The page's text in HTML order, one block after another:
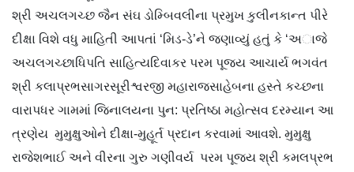
શ્રી અચલગચ્છ જૈન સંઘ ડોમ્બિવલીના પ્રમુખ કુલીનકાન્ત પીરે
દીક્ષા વિશે વધુ માહિતી આપતાં ‘મિડ-ડે’ને જણાવ્યું હતું કે ‘અાજે
અચલગચ્છાધિપતિ સાહિત્યદિવાકર પરમ પૂજ્ય આચાર્ય ભગવંત
શ્રી કલાપ્રભસાગરસૂરીશ્વરજી મહારાજસાહેબના હસ્તે કચ્છના
વારાપધર ગામમાં જિનાલયના પુન: પ્રતિષ્ઠા મહોત્સવ દરમ્યાન આ
ત્રણેય મુમુક્ષુઓને દીક્ષા-મુહૂર્ત પ્રદાન કરવામાં આવશે. મુમુક્ષુ
રાજેશભાઈ અને વીરના ગુરુ ગણીવર્ય પરમ પૂજ્ય શ્રી કમલપ્રભ